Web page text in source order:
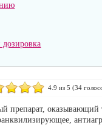
4.9 из 5 (34
препарат, оказывающий